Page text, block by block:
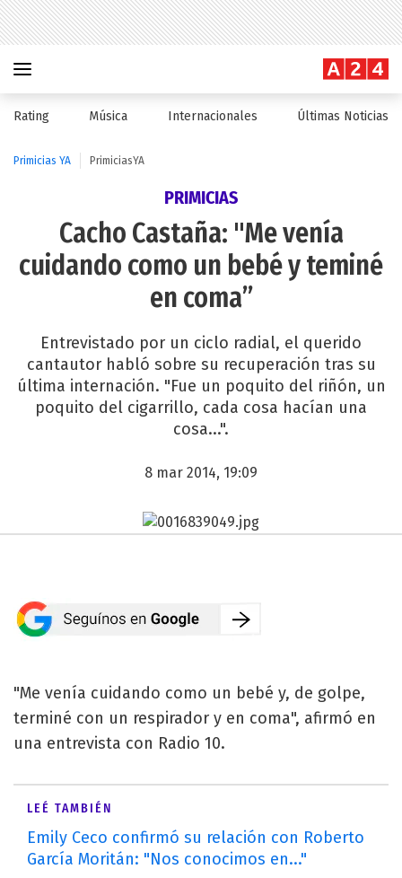
Rating Música Internacionales Últimas Noticias
Primicias YA PrimiciasYA
PRIMICIAS
Cacho Castaña: "Me venía
cuidando como un bebé y teminé
en coma”
Entrevistado por un ciclo radial, el querido
cantautor habló sobre su recuperación tras su
última internación. "Fue un poquito del riñón, un
poquito del cigarrillo, cada cosa hacían una
cosa...".
8 mar 2014, 19:09
"Me venía cuidando como un bebé y, de golpe,
terminé con un respirador y en coma", afirmó en
una entrevista con Radio 10.
LEÉ TAMBIÉN
Emily Ceco confirmó su relación con Roberto
García Moritán: "Nos conocimos en..."